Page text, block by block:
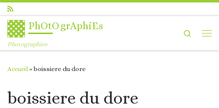
Passer au contenu
PhOtOgrAphiEs
Photographies
Search
Accueil » boissiere du dore
boissiere du dore